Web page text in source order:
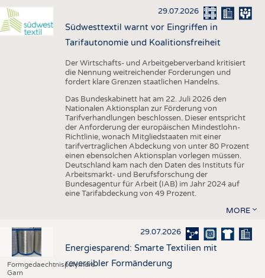
29.07.2026
Südwesttextil warnt vor Eingriffen in
Tarifautonomie und Koalitionsfreiheit
Der Wirtschafts- und Arbeitgeberverband kritisiert
die Nennung weitreichender Forderungen und
fordert klare Grenzen staatlichen Handelns.
Das Bundeskabinett hat am 22. Juli 2026 den
Nationalen Aktionsplan zur Förderung von
Tarifverhandlungen beschlossen. Dieser entspricht
der Anforderung der europäischen Mindestlohn-
Richtlinie, wonach Mitgliedstaaten mit einer
tarifvertraglichen Abdeckung von unter 80 Prozent
einen ebensolchen Aktionsplan vorlegen müssen.
Deutschland kam nach den Daten des Instituts für
Arbeitsmarkt- und Berufsforschung der
Bundesagentur für Arbeit (IAB) im Jahr 2024 auf
eine Tarifabdeckung von 49 Prozent.
MORE
Formgedaechtnispolymere
Garn
29.07.2026
Energiesparend: Smarte Textilien mit
reversibler Formänderung